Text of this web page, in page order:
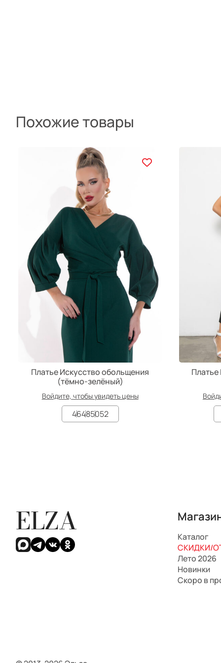
Похожие товары
Платье Искусство обольщения
(тёмно-зелёный)
Войдите, чтобы увидеть цены
46485052
ELZA
Каталог
СКИДКИ/
Лето 2026
Новинки
Скоро в